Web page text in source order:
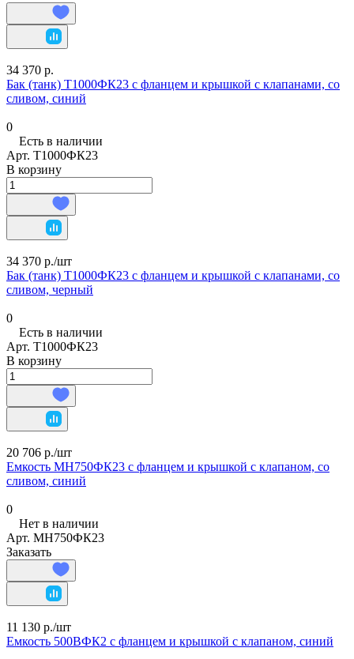
34 370 р.
Бак (танк) Т1000ФК23 с фланцем и крышкой с клапанами, со
сливом, синий
0
Есть в наличии
Арт. Т1000ФК23
В корзину
34 370 р./шт
Бак (танк) Т1000ФК23 с фланцем и крышкой с клапанами, со
сливом, черный
0
Есть в наличии
Арт. Т1000ФК23
В корзину
20 706 р./шт
Емкость МН750ФК23 с фланцем и крышкой с клапаном, со
сливом, синий
0
Нет в наличии
Арт. МН750ФК23
Заказать
11 130 р./шт
Емкость 500ВФК2 с фланцем и крышкой с клапаном, синий